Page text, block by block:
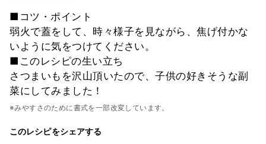
■コツ・ポイント
弱火で蓋をして、時々様子を見ながら、焦げ付かな
いように気をつけてください。
■このレシピの生い立ち
さつまいもを沢山頂いたので、子供の好きそうな副
菜にしてみました！
※みやすさのために書式を一部改変しています。
このレシピをシェアする